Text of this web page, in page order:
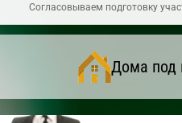
Согласовываем подготовку
Дома под